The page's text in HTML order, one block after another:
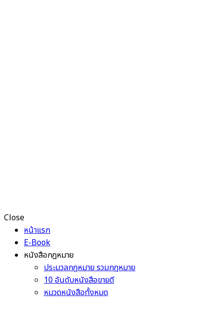
Close
หน้าแรก
E-Book
หนังสือกฎหมาย
ประมวลกฎหมาย รวมกฎหมาย
10 อันดับหนังสือขายดี
หมวดหนังสือทั้งหมด